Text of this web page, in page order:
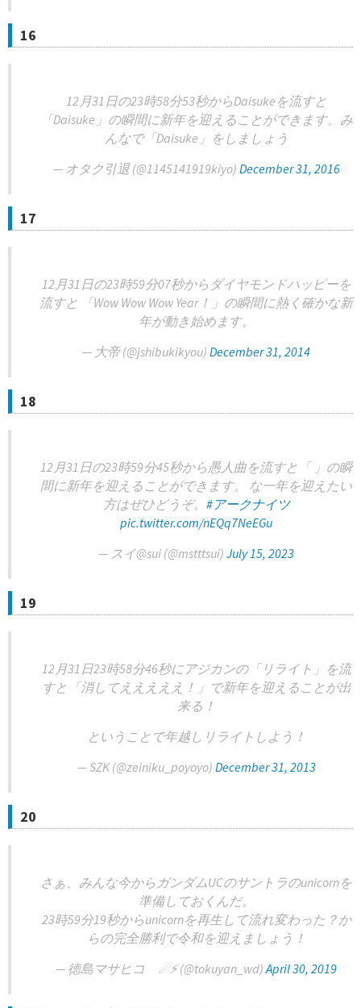
16
12月31日の23時58分53秒からDaisukeを流すと
「Daisuke」の瞬間に新年を迎えることができます。み
んなで「Daisuke」をしましょう
— オタク引退 (@1145141919kiyo) December 31, 2016
17
12月31日の23時59分07秒からダイヤモンドハッピーを
流すと 「Wow Wow Wow Year！」の瞬間に熱く確かな新
年が動き始めます。
— 大帝 (@jshibukikyou) December 31, 2014
18
12月31日の23時59分45秒から愚人曲を流すと「 」の瞬
間に新年を迎えることができます。 な一年を迎えたい
方はぜひどうぞ。 #アークナイツ
pic.twitter.com/nEQq7NeEGu
— スイ@sui (@mstttsui) July 15, 2023
19
12月31日23時58分46秒にアジカンの「リライト」を流
すと「消してえええええ！」で新年を迎えることが出
来る！
ということで年越しリライトしよう！
— SZK (@zeiniku_poyoyo) December 31, 2013
20
さぁ、みんな今からガンダムUCのサントラのunicornを
準備しておくんだ。
23時59分19秒からunicornを再生して流れ変わった？か
らの完全勝利で令和を迎えましょう！
— 徳島マサヒコ ☄⚡ (@tokuyan_wd)April 30, 2019